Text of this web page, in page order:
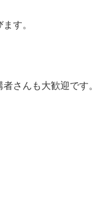
す。
さんも大歓迎です。